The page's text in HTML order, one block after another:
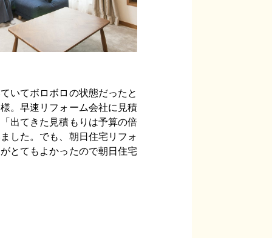
いてボロボロの状態だったと
。早速リフォーム会社に見積
出てきた見積もりは予算の倍
した。でも、朝日住宅リフォ
とてもよかったので朝日住宅